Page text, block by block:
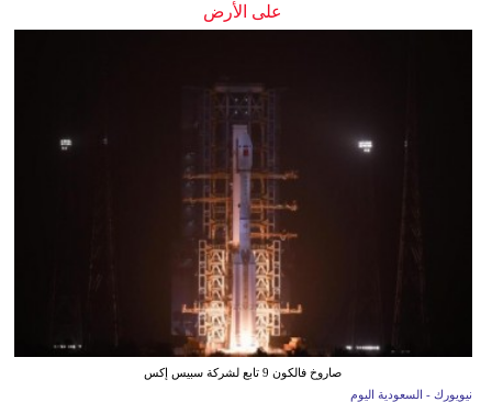
على الأرض
صاروخ فالكون 9 تابع لشركة سبيس إكس
نيويورك - السعودية اليوم